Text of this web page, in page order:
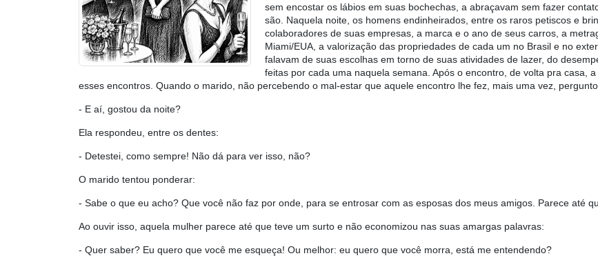
sem encostar os lábios em suas bochechas, a abraçavam sem fazer
são. Naquela noite, os homens endinheirados, entre os raros petiscos e
colaboradores de suas empresas, a marca e o ano de seus carros, a
Miami/EUA, a valorização das propriedades de cada um no Brasil e no
falavam de suas escolhas em torno de suas atividades de lazer, do
feitas por cada uma naquela semana. Após o encontro, de volta pra casa,
esses encontros. Quando o marido, não percebendo o mal-estar que aquele encontro lhe fez, mais uma vez,
- E aí, gostou da noite?
Ela respondeu, entre os dentes:
- Detestei, como sempre! Não dá para ver isso, não?
O marido tentou ponderar:
- Sabe o que eu acho? Que você não faz por onde, para se entrosar com as esposas dos meus amigos. Parece até
Ao ouvir isso, aquela mulher parece até que teve um surto e não economizou nas suas amargas palavras:
- Quer saber? Eu quero que você me esqueça! Ou melhor: eu quero que você morra, está me entendendo?